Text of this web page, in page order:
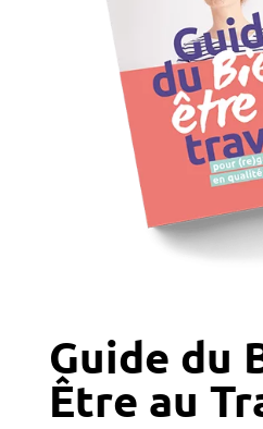
Guide du
Être au